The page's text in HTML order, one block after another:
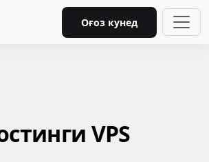
Оғоз кунед
VPS